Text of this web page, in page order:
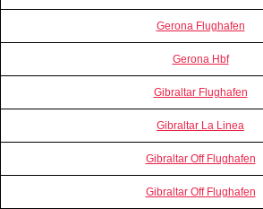
Gerona Flughafen
Gerona Hbf
Gibraltar Flughafen
Gibraltar La Linea
Gibraltar Off Flughafen
Gibraltar Off Flughafen